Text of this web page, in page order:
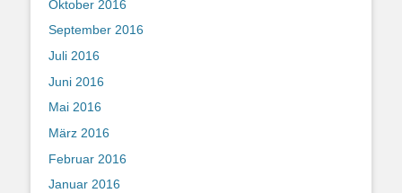
Oktober 2016
September 2016
Juli 2016
Juni 2016
Mai 2016
März 2016
Februar 2016
Januar 2016